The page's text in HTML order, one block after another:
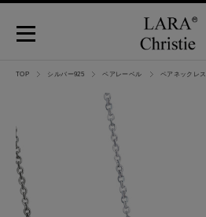
TOP シルバー925 ペアレーベル ペアネックレス